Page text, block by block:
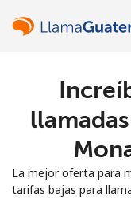
La mejor oferta para
tarifas bajas para